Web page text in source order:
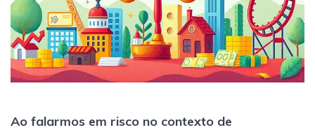
Ao falarmos em risco no contexto de